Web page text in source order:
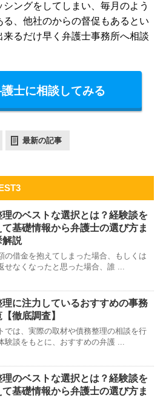
ングをしてしまい、毎月のよう
、他社のからの督促もあるとい
来るだけ早く弁護士事務所へ相談
士に相談してみる
最新の記事
理のベストな選択とは？経験談を
て基礎情報から弁護士の選び方ま
解説
の借金を抱えてしまった場合、もしくは
せなくなったと思った場合、誰 ...
理に注力しているおすすめの事務
徹底調査】
では、実際の取材や債務整理の相談を行
験談をもとに、おすすめの弁護 ...
理のベストな選択とは？経験談を
て基礎情報から弁護士の選び方ま